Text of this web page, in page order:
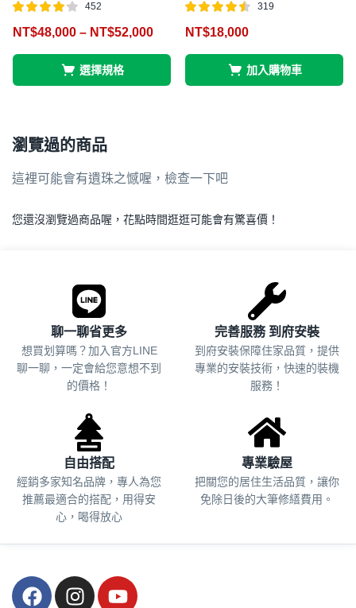
4.12
452
NT$48,000 – NT$52,000
選擇規格
4.45
319
NT$18,000
加入購物車
瀏覽過的商品
這裡可能會有遺珠之憾喔，檢查一下吧
您還沒瀏覽過商品喔，花點時間逛逛可能會有驚喜價！
聊一聊省更多
想買划算嗎？加入官方LINE
聊一聊，一定會給您意想不到
的價格！
完善服務 到府安裝
到府安裝保障住家品質，提供
專業的安裝技術，快速的裝機
服務！
自由搭配
經銷多家知名品牌，專人為您
推薦最適合的搭配，用得安
心，喝得放心
專業驗屋
把關您的居住生活品質， 讓你
免除日後的大筆修繕費用。